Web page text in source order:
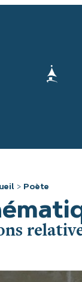
> Poète